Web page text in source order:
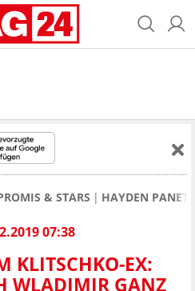
& STARS HAYDEN
07:38
KLITSCHKO-EX:
WLADIMIR GANZ